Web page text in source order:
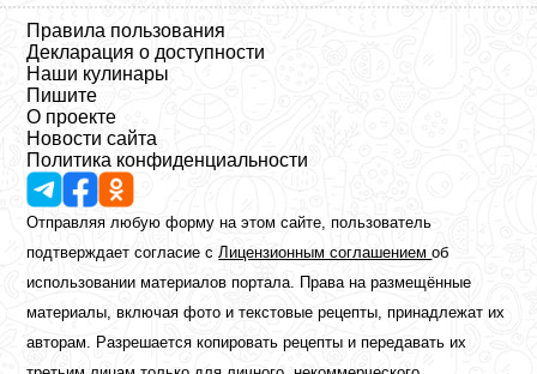
Правила пользования
Декларация о доступности
Наши кулинары
Пишите
О проекте
Новости сайта
Политика конфиденциальности
Отправляя любую форму на этом сайте, пользователь
подтверждает согласие сЛицензионным соглашениемоб
использовании материалов портала. Права на размещённые
материалы, включая фото и текстовые рецепты, принадлежат их
авторам. Разрешается копировать рецепты и передавать их